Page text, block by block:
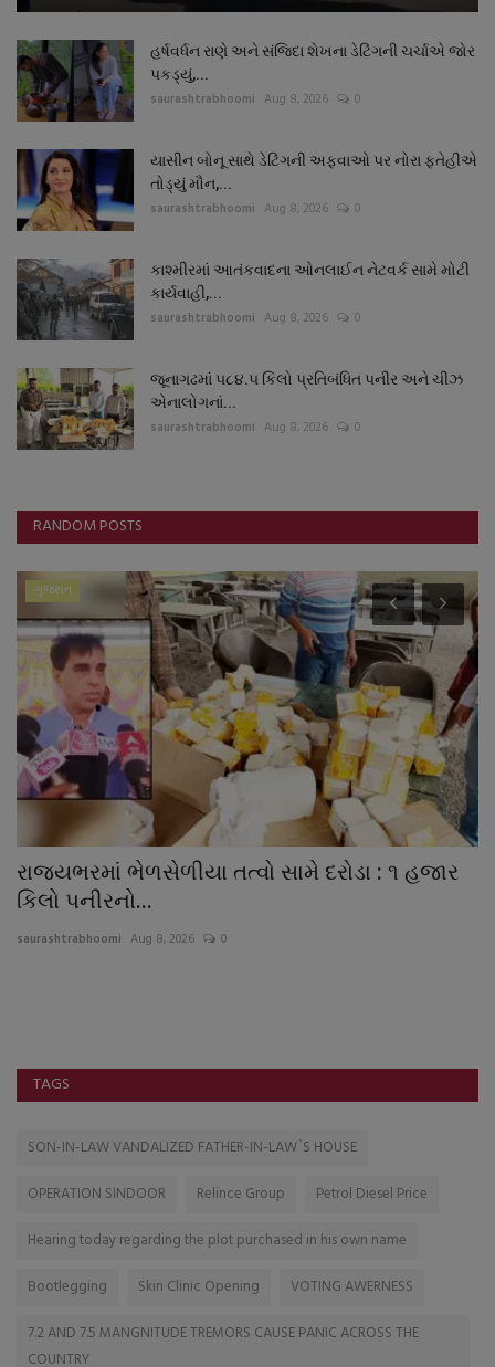
હર્ષવર્ધન રાણે અને સંજિદા શેખના ડેટિંગની ચર્ચાએ જોર
પકડ્યું,...
saurashtrabhoomi Aug 8, 2026 0
યાસીન બોનૂ સાથે ડેટિંગની અફવાઓ પર નોરા ફતેહીએ
તોડ્યું મૌન,...
saurashtrabhoomi Aug 8, 2026 0
કાશ્મીરમાં આતંકવાદના ઓનલાઈન નેટવર્ક સામે મોટી
કાર્યવાહી,...
saurashtrabhoomi Aug 8, 2026 0
જૂનાગઢમાં ૫૮૪.૫ કિલો પ્રતિબંધિત પનીર અને ચીઝ
એનાલોગનાં...
saurashtrabhoomi Aug 8, 2026 0
RANDOM POSTS
ગુજરાત
રાજ્યભરમાં ભેળસેળીયા તત્વો સામે દરોડા : ૧ હજાર
કિલો પનીરનો...
saurashtrabhoomi Aug 8, 2026 0
TAGS
SON-IN-LAW VANDALIZED FATHER-IN-LAW`S HOUSE
OPERATION SINDOOR
Relince Group
Petrol Diesel Price
Hearing today regarding the plot purchased in his own name
Bootlegging
Skin Clinic Opening
VOTING AWERNESS
7.2 AND 7.5 MANGNITUDE TREMORS CAUSE PANIC ACROSS THE
COUNTRY